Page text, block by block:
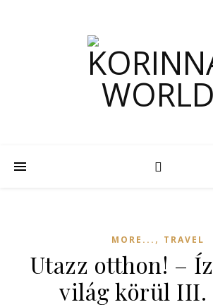
MORE... , TRAVEL
Utazz otthon! –
világ körül III.